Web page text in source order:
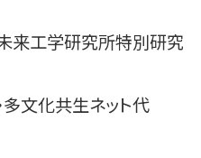
来工学研究所特別研究
多文化共生ネット代